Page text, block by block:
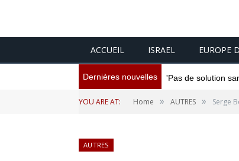
ACCUEIL ISRAEL EUROPE
Dernières nouvelles 'Pas de solution
YOU ARE AT: Home » AUTRES » Serge
AUTRES